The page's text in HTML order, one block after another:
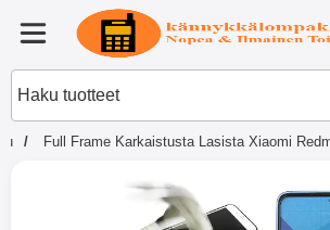
Valikko Ostoskori
Full Frame Karkaistusta Lasista Xiaomi
Muutkin
Merkitse full Frame